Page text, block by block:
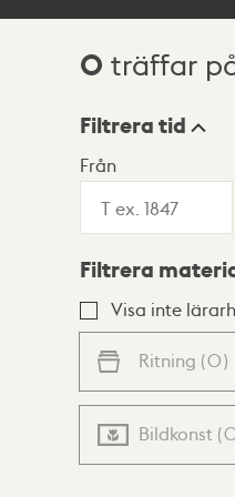
0 träffar
Visningsläge
Lista
Filtrera tid
Från
Filtrera
Visa inte
Ritning (0)
Bildkonst (